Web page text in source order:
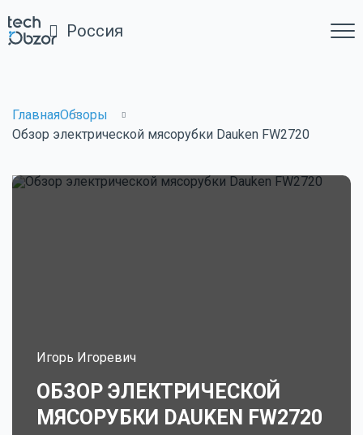
Россия
ГлавнаяОбзоры
Обзор электрической мясорубки Dauken FW2720
Игорь Игоревич
ОБЗОР ЭЛЕКТРИЧЕСКОЙ
МЯСОРУБКИ DAUKEN FW2720